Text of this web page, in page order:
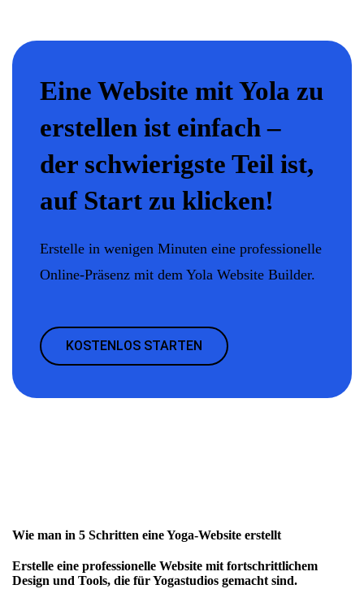
Eine Website mit Yola zu
erstellen ist einfach –
der schwierigste Teil ist,
auf Start zu klicken!
Erstelle in wenigen Minuten eine professionelle
Online-Präsenz mit dem Yola Website Builder.
KOSTENLOS STARTEN
Wie man in 5 Schritten eine Yoga-Website erstellt
Erstelle eine professionelle Website mit fortschrittlichem
Design und Tools, die für Yogastudios gemacht sind.